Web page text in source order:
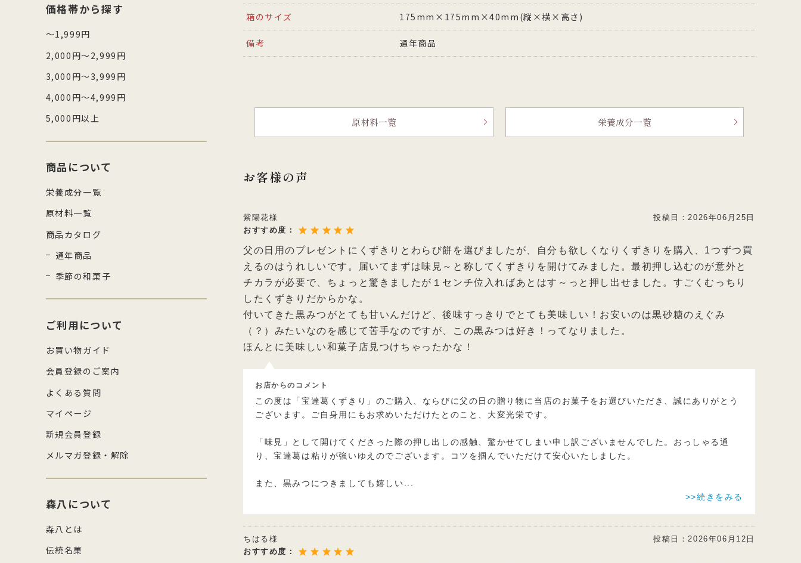
箱のサイズ 175mm×175mm×40mm(縦×横×高さ)
備考 通年商品
原材料一覧 栄養成分一覧
お客様の声
紫陽花様 投稿日：2026年06月25日
おすすめ度：
父の日用のプレゼントにくずきりとわらび餅を選びましたが、自分も欲しくなりくずきりを購入、1つずつ買
えるのはうれしいです。届いてまずは味見～と称してくずきりを開けてみました。最初押し込むのが意外と
チカラが必要で、ちょっと驚きましたが１センチ位入ればあとはす～っと押し出せました。すごくむっちり
したくずきりだからかな。
付いてきた黒みつがとても甘いんだけど、後味すっきりでとても美味しい！お安いのは黒砂糖のえぐみ
（？）みたいなのを感じて苦手なのですが、この黒みつは好き！ってなりました。
ほんとに美味しい和菓子店見つけちゃったかな！
お店からのコメント
この度は「宝達葛くずきり」のご購入、ならびに父の日の贈り物に当店のお菓子をお選びいただき、誠にありがとう
ございます。ご自身用にもお求めいただけたとのこと、大変光栄です。
「味見」として開けてくださった際の押し出しの感触、驚かせてしまい申し訳ございませんでした。おっしゃる通
り、宝達葛は粘りが強いゆえのでございます。コツを掴んでいただけて安心いたしました。
また、黒みつにつきましても嬉しい ...
>>続きをみる
ちはる様 投稿日：2026年06月12日
おすすめ度：
価格帯から探す
～1,999円
2,000円～2,999円
3,000円～3,999円
4,000円～4,999円
5,000円以上
商品について
栄養成分一覧
原材料一覧
商品カタログ
通年商品
季節の和菓子
ご利用について
お買い物ガイド
会員登録のご案内
よくある質問
マイページ
新規会員登録
メルマガ登録・解除
森八について
森八とは
伝統名菓